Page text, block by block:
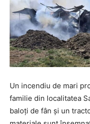
Un incendiu de mari
familie din localitatea
baloți de fân și un